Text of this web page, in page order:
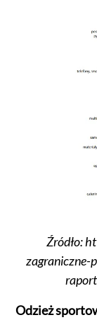
Źródło:
zagraniczne-
Odzież